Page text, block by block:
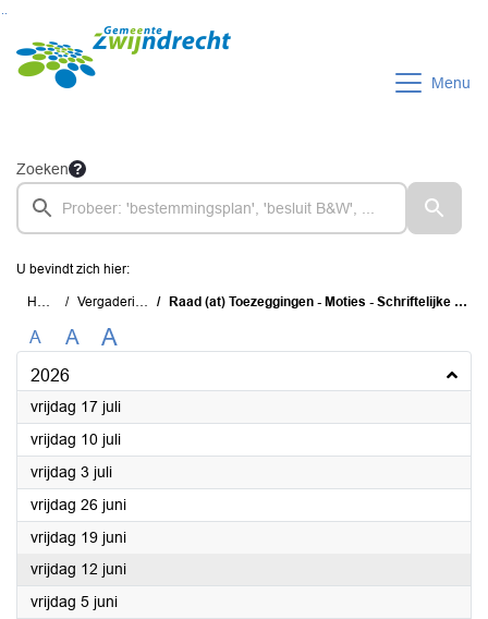
Ga naar de inhoud van deze pagina
Ga naar het zoeken
Ga naar het menu
Menu
Zoeken
U bevindt zich hier:
Home Vergaderingen Raad (at) Toezeggingen - Moties - Schriftelijke Vragen (TMS)
A A A
2026
vrijdag 17 juli2026
vrijdag 10 juli2026
vrijdag 3 juli2026
vrijdag 26 juni2026
vrijdag 19 juni2026
vrijdag 12 juni2026
vrijdag 5 juni2026